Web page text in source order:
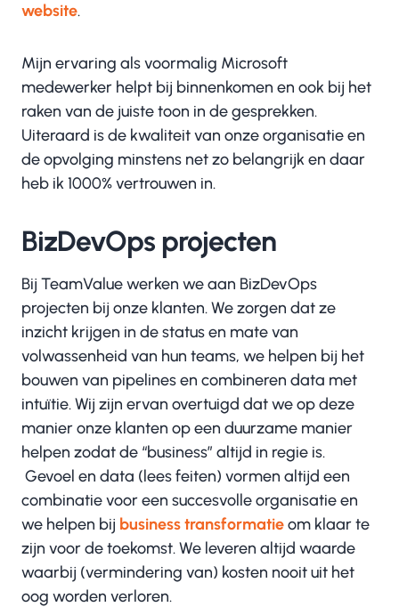
website.
Mijn ervaring als voormalig Microsoft
medewerker helpt bij binnenkomen en ook bij het
raken van de juiste toon in de gesprekken.
Uiteraard is de kwaliteit van onze organisatie en
de opvolging minstens net zo belangrijk en daar
heb ik 1000% vertrouwen in.
BizDevOps projecten
Bij TeamValue werken we aan BizDevOps
projecten bij onze klanten. We zorgen dat ze
inzicht krijgen in de status en mate van
volwassenheid van hun teams, we helpen bij het
bouwen van pipelines en combineren data met
intuïtie. Wij zijn ervan overtuigd dat we op deze
manier onze klanten op een duurzame manier
helpen zodat de “business” altijd in regie is.
Gevoel en data (lees feiten) vormen altijd een
combinatie voor een succesvolle organisatie en
we helpen bij business transformatieom klaar te
zijn voor de toekomst. We leveren altijd waarde
waarbij (vermindering van) kosten nooit uit het
oog worden verloren.